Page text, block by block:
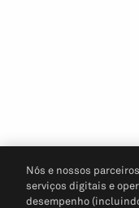
Nós e nossos
serviços digitais e
desempenho